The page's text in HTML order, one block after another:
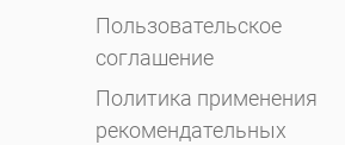
Пользовательское
соглашение
Политика применения
рекомендательных